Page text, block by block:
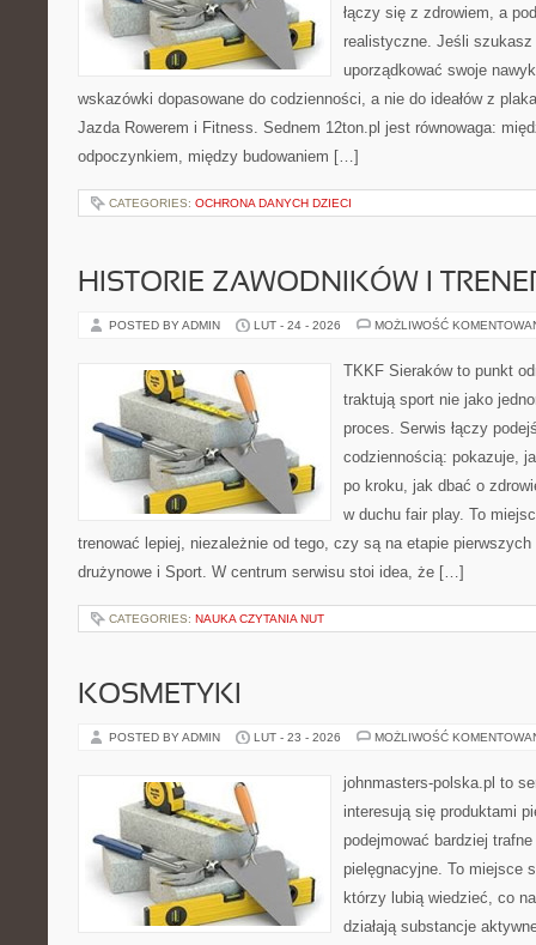
łączy się z zdrowiem, a
realistyczne. Jeśli
uporządkować swoje
wskazówki dopasowane do codzienności, a nie do ideałów z
Jazda Rowerem i Fitness. Sednem 12ton.pl jest równowaga:
odpoczynkiem, między budowaniem […]
CATEGORIES: OCHRONA DANYCH DZIECI
HISTORIE ZAWODNIKÓW I
POSTED BY ADMIN LUT - 24 - 2026 MOŻLIWOŚĆ
TKKF Sieraków to punkt
traktują sport nie jako
proces. Serwis łączy
codziennością: pokazuje,
po kroku, jak dbać o
w duchu fair play. To
trenować lepiej, niezależnie od tego, czy są na etapie
drużynowe i Sport. W centrum serwisu stoi idea, że […]
CATEGORIES: NAUKA CZYTANIA NUT
KOSMETYKI
POSTED BY ADMIN LUT - 23 - 2026 MOŻLIWOŚĆ
johnmasters-polska.pl to
interesują się produktami
podejmować bardziej
pielęgnacyjne. To miejsce
którzy lubią wiedzieć, co
działają substancje